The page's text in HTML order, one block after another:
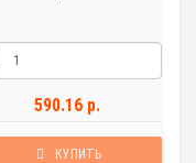
590.16 р.
КУПИТЬ